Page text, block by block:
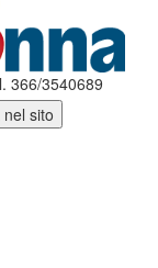
366/3540689